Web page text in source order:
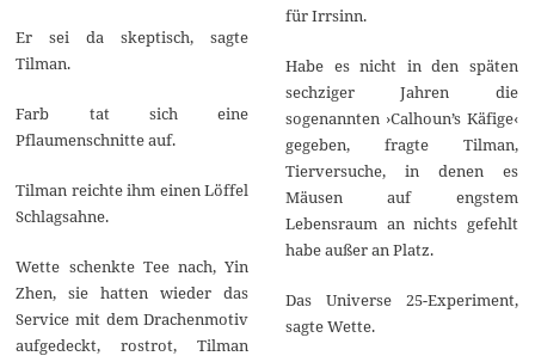
Er sei da skeptisch, sagte
Tilman.
Farb tat sich eine
Pflaumenschnitte auf.
Tilman reichte ihm einen Löffel
Schlagsahne.
Wette schenkte Tee nach, Yin
Zhen, sie hatten wieder das
Service mit dem Drachenmotiv
aufgedeckt, rostrot, Tilman
für Irrsinn.
Habe es nicht in den späten
sechziger Jahren die
sogenannten ›Calhoun’s Käfige‹
gegeben, fragte Tilman,
Tierversuche, in denen es
Mäusen auf engstem
Lebensraum an nichts gefehlt
habe außer an Platz.
Das Universe 25-Experiment,
sagte Wette.